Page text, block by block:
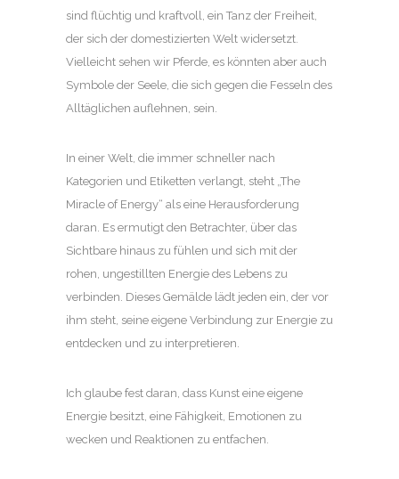
sind flüchtig und kraftvoll, ein Tanz der Freiheit,
der sich der domestizierten Welt widersetzt.
Vielleicht sehen wir Pferde, es könnten aber auch
Symbole der Seele, die sich gegen die Fesseln des
Alltäglichen auflehnen, sein.
In einer Welt, die immer schneller nach
Kategorien und Etiketten verlangt, steht „The
Miracle of Energy“ als eine Herausforderung
daran. Es ermutigt den Betrachter, über das
Sichtbare hinaus zu fühlen und sich mit der
rohen, ungestillten Energie des Lebens zu
verbinden. Dieses Gemälde lädt jeden ein, der vor
ihm steht, seine eigene Verbindung zur Energie zu
entdecken und zu interpretieren.
Ich glaube fest daran, dass Kunst eine eigene
Energie besitzt, eine Fähigkeit, Emotionen zu
wecken und Reaktionen zu entfachen.